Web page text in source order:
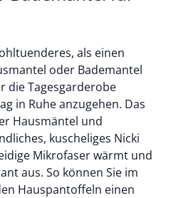
als einen
oder Bademantel
die Tagesgarderobe
in Ruhe anzugehen. Das
Hausmäntel und
kuscheliges Nicki
Mikrofaser wärmt und
aus. So können Sie im
Hauspantoffeln einen